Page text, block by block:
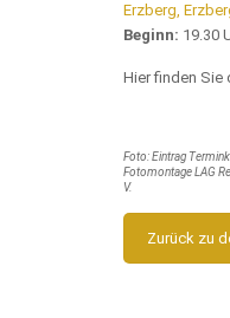
Erzberg,
Beginn: 19.30
Hier finden Sie
Foto: Eintrag
Fotomontage LAG
V.
Zurück zu